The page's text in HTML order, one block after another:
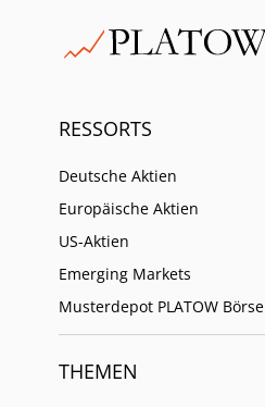
RESSORTS
Deutsche Aktien
Europäische Aktien
US-Aktien
Emerging Markets
Musterdepot PLATOW Börse
THEMEN